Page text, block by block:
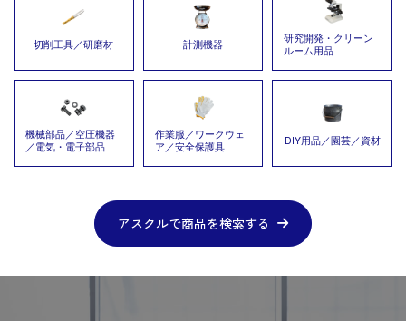
切削工具／研磨材 計測機器
研究開発・クリーン
ルーム用品
機械部品／空圧機器
／電気・電子部品
作業服／ワークウェ
ア／安全保護具
DIY用品／園芸／資材
アスクルで商品を検索する